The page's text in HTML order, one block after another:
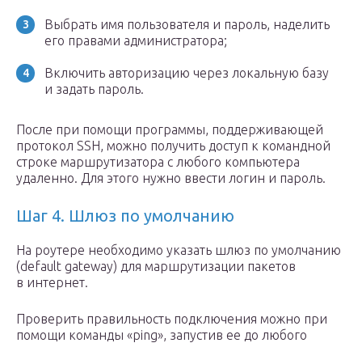
Выбрать имя пользователя и пароль, наделить
его правами администратора;
Включить авторизацию через локальную базу
и задать пароль.
После при помощи программы, поддерживающей
протокол SSH, можно получить доступ к командной
строке маршрутизатора с любого компьютера
удаленно. Для этого нужно ввести логин и пароль.
Шаг 4. Шлюз по умолчанию
На роутере необходимо указать шлюз по умолчанию
(default gateway) для маршрутизации пакетов
в интернет.
Проверить правильность подключения можно при
помощи команды «ping», запустив ее до любого